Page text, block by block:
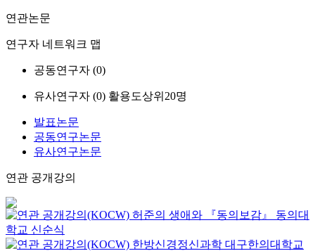
연관논문
연구자 네트워크 맵
공동연구자 (0)
유사연구자 (0) 활용도상위20명
발표논문
공동연구논문
유사연구논문
연관 공개강의
허준의 생애와 『동의보감』
동의대
학교 신순식
한방신경정신과학 대구한의대학교